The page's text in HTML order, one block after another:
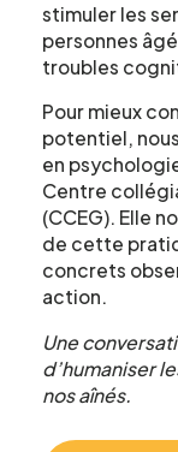
stimuler les
personnes
troubles
Pour mieux
potentiel,
en
Centre
(CCEG). Elle
de cette
concrets
action.
Une
d’humaniser
nos aînés.
Le CCEG et
participer à